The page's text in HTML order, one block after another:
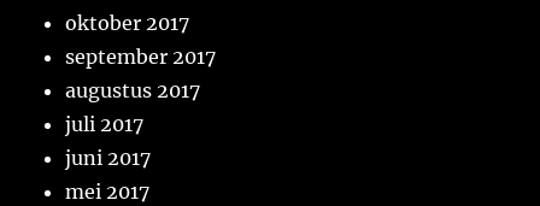
oktober 2017
september 2017
augustus 2017
juli 2017
juni 2017
mei 2017